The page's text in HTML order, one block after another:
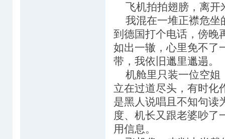
飞机拍拍翅膀，离开
我混在一堆正襟危
到德国打个电话，傍
如出一辙，心里免不了
带，我依旧邋里邋遢。
机舱里只装一位空姐
立在过道尽头，有时化
是黑人说唱且不知句读
度、机长又跟老婆吵了
用信息。